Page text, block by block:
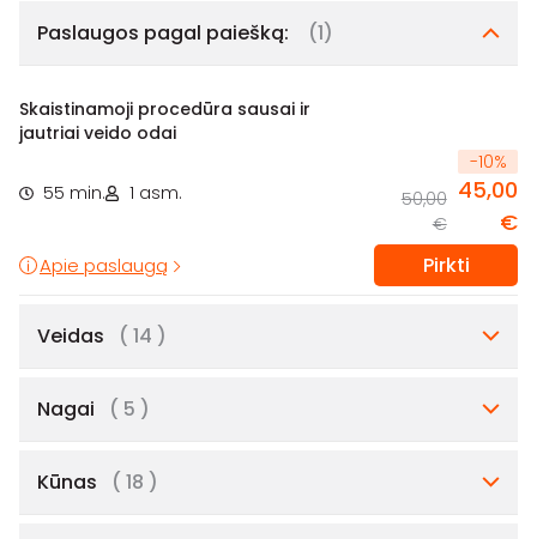
Paslaugos pagal paiešką: (1)
Skaistinamoji procedūra sausai ir
jautriai veido odai
55 min. 1 asm.
-10%
50,00
€
45,00
€
Apie paslaugą Pirkti
Veidas ( 14 )
Nagai ( 5 )
Kūnas ( 18 )